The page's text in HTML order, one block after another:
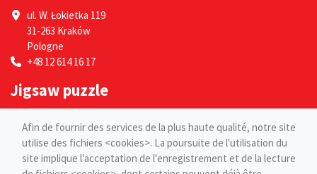
ul. W. Łokietka 119
31-263 Kraków
Pologne
+48 12 614 16 17
Jigsaw puzzle
Pour les enfants
Pages
Afin de fournir des services de la plus haute qualité, notre site
utilise des fichiers <cookies>. La poursuite de l'utilisation du
site implique l'acceptation de l'enregistrement et de la lecture